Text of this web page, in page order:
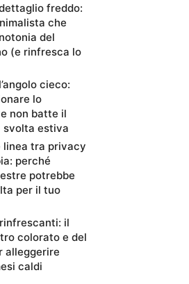
freddo:
che
del
(e rinfresca lo
cieco:
lo
non batte il
svolta estiva
linea tra privacy
perché
potrebbe
per il tuo
il
colorato e del
alleggerire
caldi